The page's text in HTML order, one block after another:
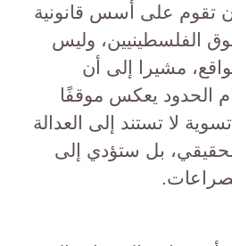
تقوم على أسس قانونية
الفلسطينيين، وليس
مشيرا إلى أن
الحدود يعكس موقفًا
لا تستند إلى العدالة
بل ستؤدي إلى